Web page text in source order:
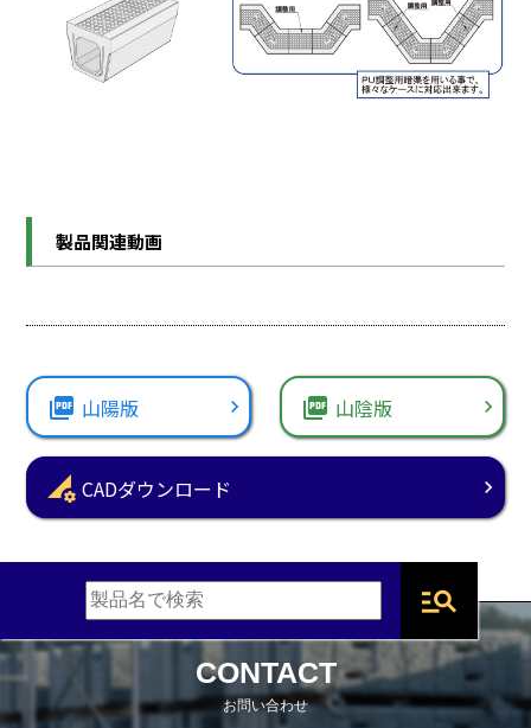
製品関連動画
picture_as_pdf 山陽版 picture_as_pdf 山陰版
perm_data_setting CADダウンロード
manage_search
CONTACT